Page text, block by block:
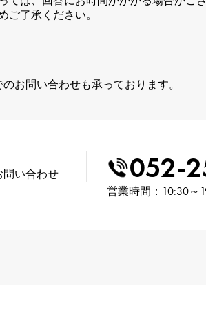
ご了承ください。
お問い合わせも承っております。
問い合わせ 052-
営業時間：10:30～